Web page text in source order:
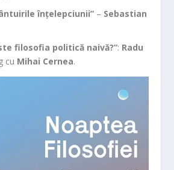
înțelepciunii” – Sebastian
filosofia politică naivă?”: Radu
cu Mihai Cernea.